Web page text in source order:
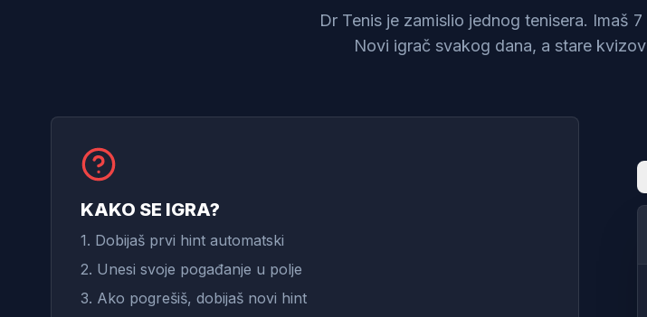
Dr Tenis je zamislio jednog tenisera. Imaš
Novi igrač svakog dana, a stare
KAKO SE IGRA?
1. Dobijaš prvi hint automatski
2. Unesi svoje pogađanje u polje
3. Ako pogrešiš, dobijaš novi hint